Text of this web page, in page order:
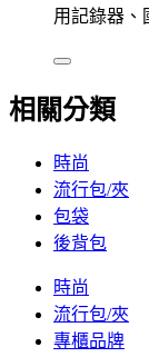
用記錄器、
相關分類
時尚
流行包/夾
包袋
後背包
時尚
流行包/夾
專櫃品牌